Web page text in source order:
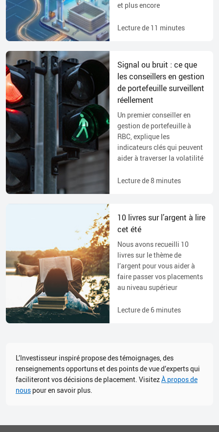
et plus encore
Lecture de 11 minutes
Signal ou bruit : ce que
les conseillers en gestion
de portefeuille surveillent
réellement
Un premier conseiller en
gestion de portefeuille à
RBC, explique les
indicateurs clés qui peuvent
aider à traverser la volatilité
Lecture de8 minutes
10 livres sur l’argent à lire
cet été
Nous avons recueilli 10
livres sur le thème de
l’argent pour vous aider à
faire passer vos placements
au niveau supérieur
Lecture de 6 minutes
L’Investisseur inspiré propose des témoignages, des
renseignements opportuns et des points de vue d’experts qui
faciliteront vos décisions de placement. VisitezÀ propos de
nous pour en savoir plus.